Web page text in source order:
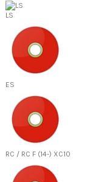
LS
ES
RC / RC F (14-) XC10